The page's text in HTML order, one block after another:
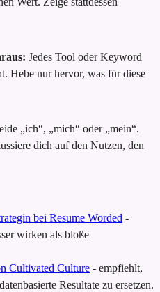
Jedes Tool oder Keyword
Hebe nur hervor, was für diese
„ich“, „mich“ oder „mein“.
dich auf den Nutzen, den
bei Resume Worded -
wirken als bloße
Cultivated Culture - empfiehlt,
Resultate zu ersetzen.